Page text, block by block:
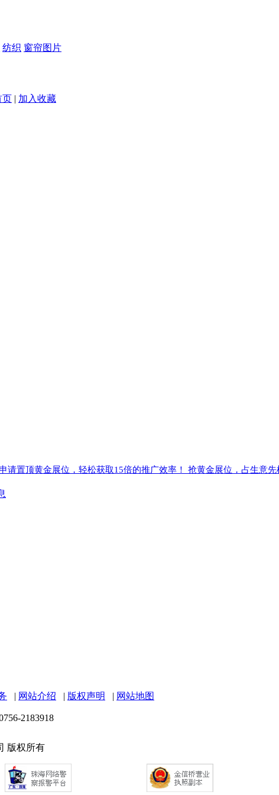
纺织 窗帘图片
页 | 加入收藏
申请置顶黄金展位，轻松获取15倍的推广效率！ 抢黄金展位，占生意先
| 网站介绍 | 版权声明 | 网站地图
2183918
版权所有